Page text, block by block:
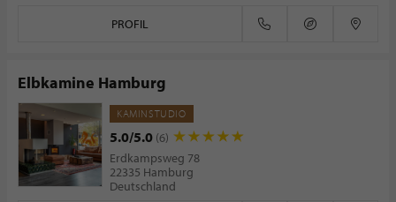
PROFIL
Elbkamine Hamburg
KAMINSTUDIO
5.0/5.0 (6)
Erdkampsweg 78
22335 Hamburg
Deutschland